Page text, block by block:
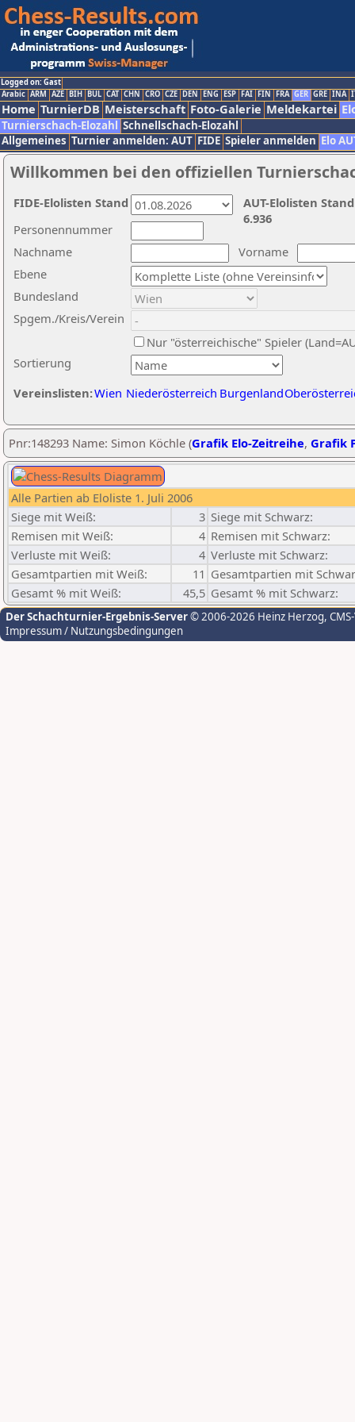
Logged on: Gast
Arabic ARM AZE BIH BUL CAT CHN CRO CZE DEN ENG ESP FAI FIN FRA GER GRE INA
Home TurnierDB Meisterschaft Foto-Galerie Meldekartei
Turnierschach-Elozahl Schnellschach-Elozahl
Allgemeines Turnier anmelden: AUT FIDE Spieler anmelden Elo
Willkommen bei den offiziellen
Nachname
Vorname
Ebene
Sortierung
Personennummer
Bundesland
Spgem./Kreis/Verein
Nur "österreichische" Spieler
Vereinslisten:Wien Niederösterreich Burgenland
AUT-Elolisten
6.936
FIDE-Elolisten Stand
Pnr:148293 Name: Simon Köchle (Grafik Elo-Zeitreihe, Grafik
Alle Partien ab Eloliste 1. Juli 2006
Siege mit Weiß:
3 Siege mit Schwarz:
Remisen mit Weiß:
4 Remisen mit Schwarz:
Verluste mit Weiß:
4 Verluste mit Schwarz:
Gesamtpartien mit Weiß:
11 Gesamtpartien mit
Gesamt % mit Weiß:
45,5 Gesamt % mit Schwarz:
Der Schachturnier-Ergebnis-Server© 2006-2026 Heinz Herzog,
Impressum / Nutzungsbedingungen